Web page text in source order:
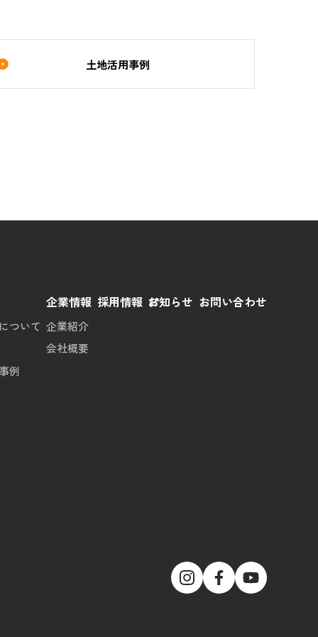
土地活用事例
ついて
例
企業情報
企業紹介
会社概要
採用情報 お知らせ お問い合わせ